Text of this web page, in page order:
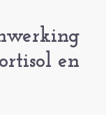
en